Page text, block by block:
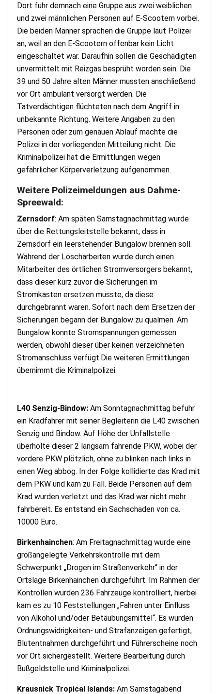
Dort fuhr demnach eine Gruppe aus zwei weiblichen
und zwei männlichen Personen auf E-Scootern vorbei.
Die beiden Männer sprachen die Gruppe laut Polizei
an, weil an den E-Scootern offenbar kein Licht
eingeschaltet war. Daraufhin sollen die Geschädigten
unvermittelt mit Reizgas besprüht worden sein. Die
39 und 50 Jahre alten Männer mussten anschließend
vor Ort ambulant versorgt werden. Die
Tatverdächtigen flüchteten nach dem Angriff in
unbekannte Richtung. Weitere Angaben zu den
Personen oder zum genauen Ablauf machte die
Polizei in der vorliegenden Mitteilung nicht. Die
Kriminalpolizei hat die Ermittlungen wegen
gefährlicher Körperverletzung aufgenommen.
Weitere Polizeimeldungen aus Dahme-
Spreewald:
Zernsdorf: Am späten Samstagnachmittag wurde
über die Rettungsleitstelle bekannt, dass in
Zernsdorf ein leerstehender Bungalow brennen soll.
Während der Löscharbeiten wurde durch einen
Mitarbeiter des örtlichen Stromversorgers bekannt,
dass dieser kurz zuvor die Sicherungen im
Stromkasten ersetzen musste, da diese
durchgebrannt waren. Sofort nach dem Ersetzen der
Sicherungen begann der Bungalow zu qualmen. Am
Bungalow konnte Stromspannungen gemessen
werden, obwohl dieser über keinen verzeichneten
Stromanschluss verfügt.Die weiteren Ermittlungen
übernimmt die Kriminalpolizei.
L40 Senzig-Bindow: Am Sonntagnachmittag befuhr
ein Kradfahrer mit seiner Begleiterin die L40 zwischen
Senzig und Bindow. Auf Höhe der Unfallstelle
überholte dieser 2 langsam fahrende PKW, wobei der
vordere PKW plötzlich, ohne zu blinken nach links in
einen Weg abbog. In der Folge kollidierte das Krad mit
dem PKW und kam zu Fall. Beide Personen auf dem
Krad wurden verletzt und das Krad war nicht mehr
fahrbereit. Es entstand ein Sachschaden von ca.
10000 Euro.
Birkenhainchen: Am Freitagnachmittag wurde eine
großangelegte Verkehrskontrolle mit dem
Schwerpunkt „Drogen im Straßenverkehr“ in der
Ortslage Birkenhainchen durchgeführt. Im Rahmen der
Kontrollen wurden 236 Fahrzeuge kontrolliert, hierbei
kam es zu 10 Feststellungen „Fahren unter Einfluss
von Alkohol und/oder Betäubungsmittel“. Es wurden
Ordnungswidrigkeiten- und Strafanzeigen gefertigt,
Blutentnahmen durchgeführt und Führerscheine noch
vor Ort sichergestellt. Weitere Bearbeitung durch
Bußgeldstelle und Kriminalpolizei.
Krausnick Tropical Islands: Am Samstagabend